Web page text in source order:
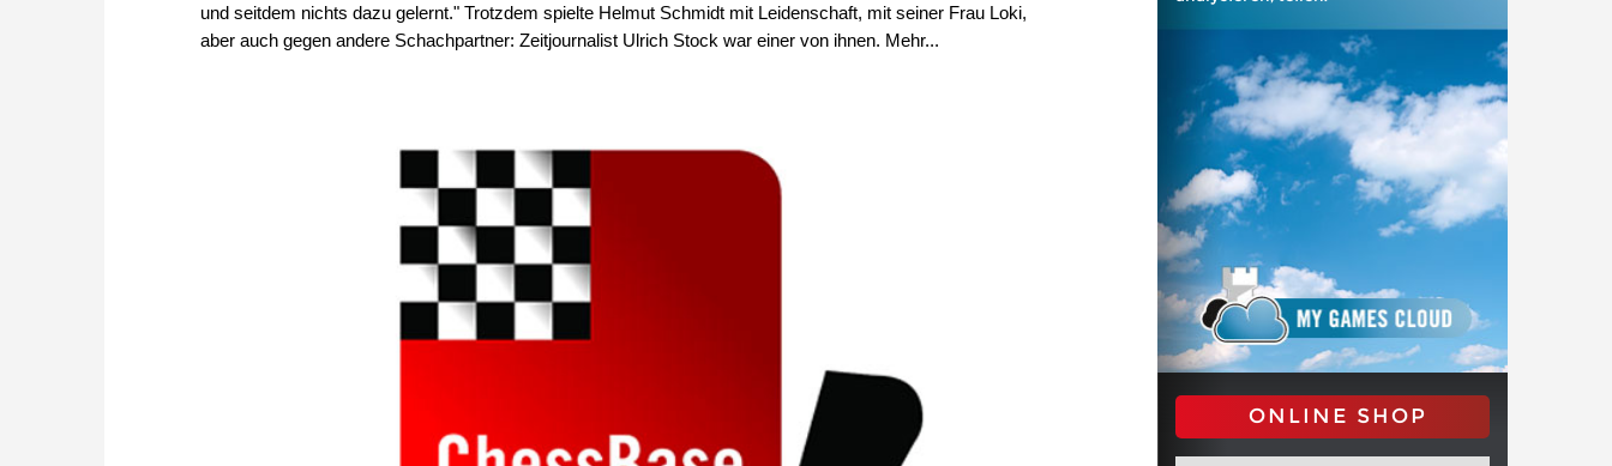
und seitdem nichts dazu gelernt." Trotzdem spielte Helmut Schmidt mit Leidenschaft, mit seiner Frau Loki,
aber auch gegen andere Schachpartner: Zeitjournalist Ulrich Stock war einer von ihnen. Mehr...
ONLINE SHOP